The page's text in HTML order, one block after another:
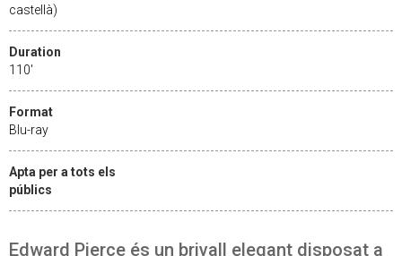
castellà)
Duration
110'
Format
Blu-ray
Apta per a tots els
públics
Edward Pierce és un brivall elegant disposat a